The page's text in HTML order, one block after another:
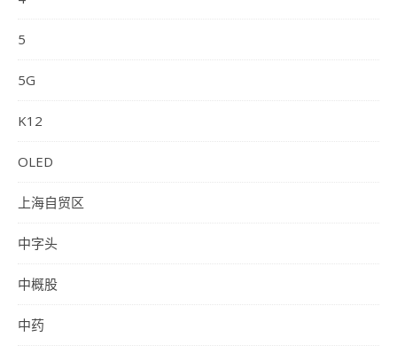
5
5G
K12
OLED
上海自贸区
中字头
中概股
中药